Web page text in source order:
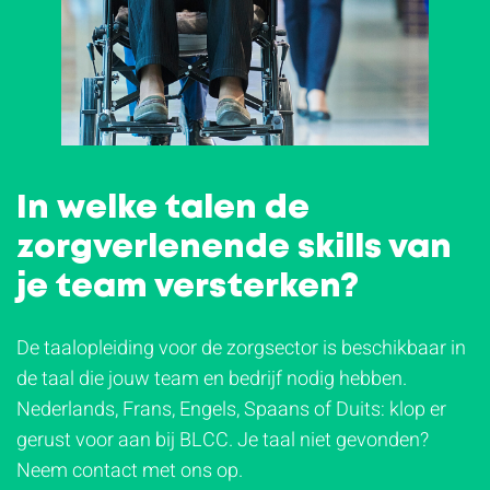
In welke talen de
zorgverlenende skills van
je team versterken?
De taalopleiding voor de zorgsector is beschikbaar in
de taal die jouw team en bedrijf nodig hebben.
Nederlands, Frans, Engels, Spaans of Duits: klop er
gerust voor aan bij BLCC. Je taal niet gevonden?
Neem contact met ons op.